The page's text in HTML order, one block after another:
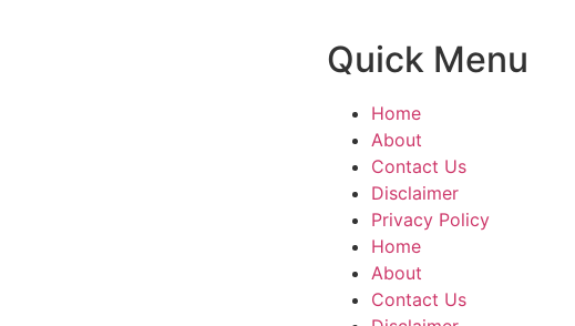
Quick Menu
Home
About
Contact Us
Disclaimer
Privacy Policy
Home
About
Contact Us